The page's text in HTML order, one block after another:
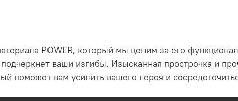
POWER, который мы ценим за его
подчеркнет ваши изгибы. Изысканная прострочка и
вам усилить вашего героя и